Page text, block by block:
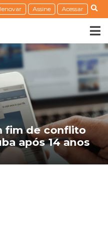
Assine Acessar
fim de conflito
após 14 anos